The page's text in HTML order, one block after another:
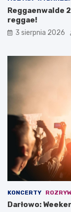
Reggaenwalde
reggae!
3 sierpnia 2026
KONCERTY
Darłowo: